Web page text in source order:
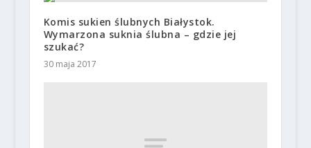
Komis sukien ślubnych Białystok.
Wymarzona suknia ślubna – gdzie jej
szukać?
30 maja 2017